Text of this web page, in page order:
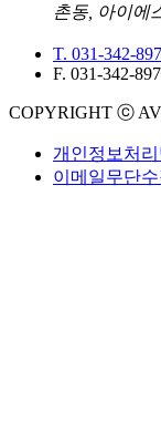
촌동, 아이에
T. 031-342-
F. 031-342-
COPYRIGHT ⓒ
개인정보처리
이메일무단